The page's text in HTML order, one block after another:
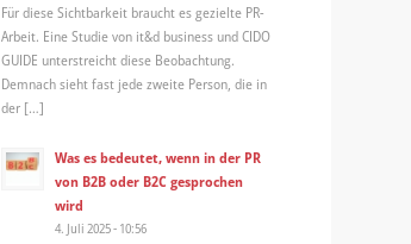
Für diese Sichtbarkeit braucht es gezielte PR-
Arbeit. Eine Studie von it&d business und CIDO
GUIDE unterstreicht diese Beobachtung.
Demnach sieht fast jede zweite Person, die in
der […]
Was es bedeutet, wenn in der PR
von B2B oder B2C gesprochen
wird
4. Juli 2025 - 10:56